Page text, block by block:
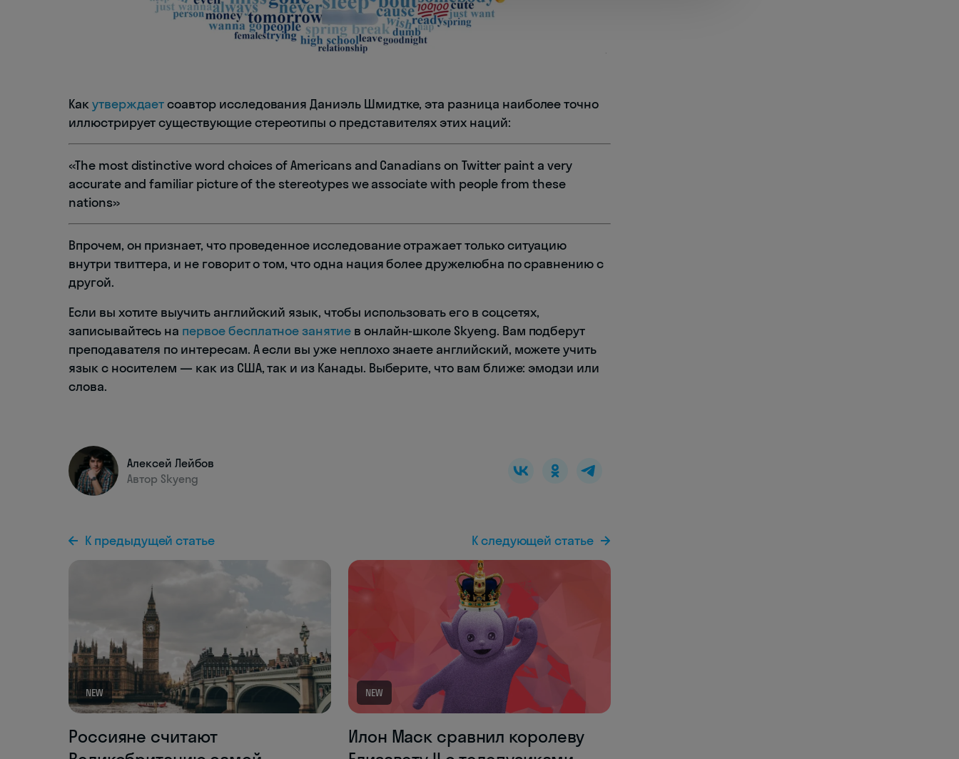
Какутверждаетсоавтор исследования Даниэль Шмидтке, эта разница наиболее точно
иллюстрирует существующие стереотипы о представителях этих наций:
«The most distinctive word choices of Americans and Canadians on Twitter paint a very
accurate and familiar picture of the stereotypes we associate with people from these
nations»
Впрочем, он признает, что проведенное исследование отражает только ситуацию
внутри твиттера, и не говорит о том, что одна нация более дружелюбна по сравнению с
другой.
Если вы хотите выучить английский язык, чтобы использовать его в соцсетях,
записывайтесь на первое бесплатное занятиев онлайн-школе Skyeng. Вам подберут
преподавателя по интересам. А если вы уже неплохо знаете английский, можете учить
язык с носителем — как из США, так и из Канады. Выберите, что вам ближе: эмодзи или
слова.
Алексей Лейбов
Автор Skyeng
К предыдущей статье
NEW
Россияне считают
К следующей статье
NEW
Илон Маск сравнил королеву